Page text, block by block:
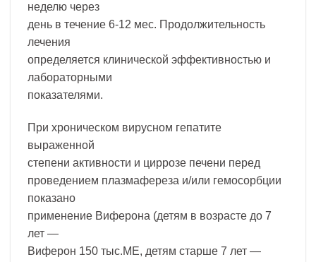
неделю через
день в течение 6-12 мес. Продолжительность
лечения
определяется клинической эффективностью и
лабораторными
показателями.
При хроническом вирусном гепатите
выраженной
степени активности и циррозе печени перед
проведением плазмафереза и/или гемосорбции
показано
применение Виферона (детям в возрасте до 7
лет —
Виферон 150 тыс.МЕ, детям старше 7 лет —